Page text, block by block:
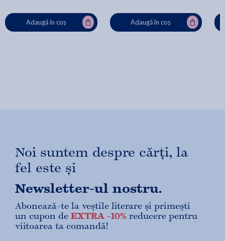
Adaugă în coș Adaugă în coș
Noi suntem despre cărți, la
fel este și
Newsletter-ul nostru.
Abonează-te la veștile literare și primești
un cupon de EXTRA -10% reducere pentru
viitoarea ta comandă!